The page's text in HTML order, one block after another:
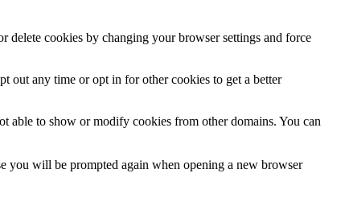
delete cookies by changing your browser settings and force
out any time or opt in for other cookies to get a better
able to show or modify cookies from other domains. You can
you will be prompted again when opening a new browser